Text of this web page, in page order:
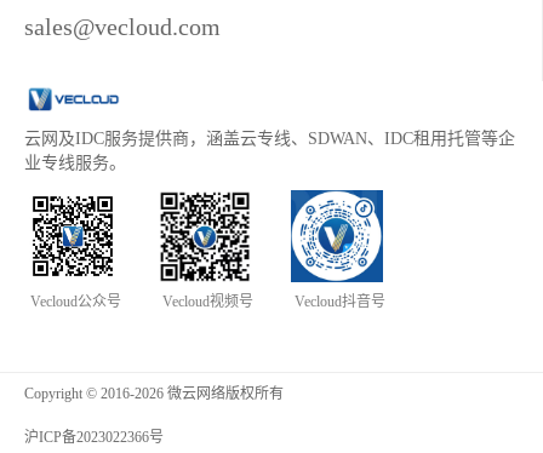
sales@vecloud.com
云网及IDC服务提供商，涵盖云专线、SDWAN、IDC租用托管等企
业专线服务。
Vecloud公众号 Vecloud视频号 Vecloud抖音号
Copyright © 2016-2026 微云网络版权所有
沪ICP备2023022366号